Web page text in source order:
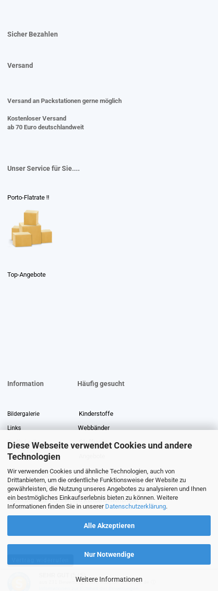
Diese Webseite verwendet Cookies und andere
Technologien
Wir verwenden Cookies und ähnliche Technologien, auch von
Drittanbietern, um die ordentliche Funktionsweise der Website zu
gewährleisten, die Nutzung unseres Angebotes zu analysieren und Ihnen
ein bestmögliches Einkaufserlebnis bieten zu können. Weitere
Informationen finden Sie in unserer Datenschutzerklärung.
Alle Akzeptieren
Nur Notwendige
Weitere Informationen
Sicher Bezahlen
Versand
Versand an Packstationen gerne möglich
Kostenloser Versand
ab 70 Euro deutschlandweit
Unser Service für Sie....
Porto-Flatrate !!
Top-Angebote
Information Häufig gesucht
Bildergalerie Kinderstoffe
Links Webbänder
Stoffe Lexikon Stoffreste
Über uns
Gewerberabatt Meterware
Stoffe auf Rechnung
Information zur Echtheit von Kundenbewertungen
(5 / 5)
Bewertungen bei: ebay.de, shopvote.de ⓘ